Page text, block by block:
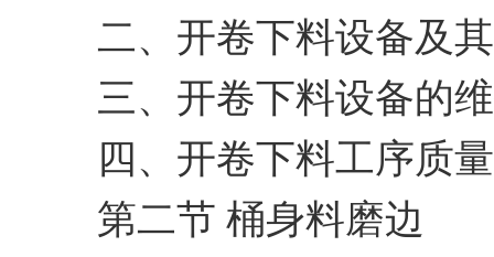
二、开卷下料设备及
三、开卷下料设备的
四、开卷下料工序质
第二节 桶身料磨边